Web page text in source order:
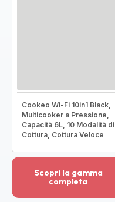
Cookeo Wi-Fi 10in1 Black,
Multicooker a Pressione,
Capacità 6L, 10 Modalità di
Cottura, Cottura Veloce
Scopri la gamma
completa